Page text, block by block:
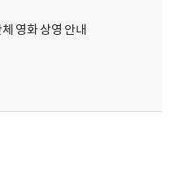
영화 상영 안내